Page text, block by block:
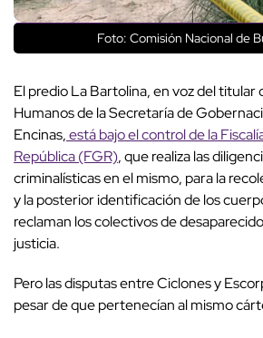
Foto: Comisión Nacional de
El predio La Bartolina, en voz del titular
Humanos de la Secretaría de
Encinas,está bajo el control de la
República (FGR), que realiza las
criminalísticas en el mismo, para la
y la posterior identificación de los
reclaman los colectivos de
justicia.
Pero las disputas entre Ciclones y
pesar de que pertenecían al mismo